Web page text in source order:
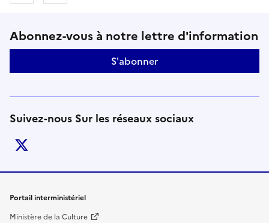
Suivez-nous sur le réseaux
Abonnez-vous à notre lettre d'information
S'abonner
Suivez-nous Sur les réseaux sociaux
Liens de bas de page
Portail interministériel
Ministère de la Culture